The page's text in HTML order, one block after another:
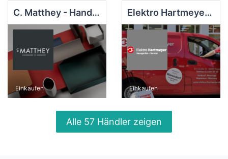
C. Matthey - Handmade in Germany
Einkaufen
Elektro Hartmeyer e. K.
Einkaufen
Alle 57 Händler zeigen